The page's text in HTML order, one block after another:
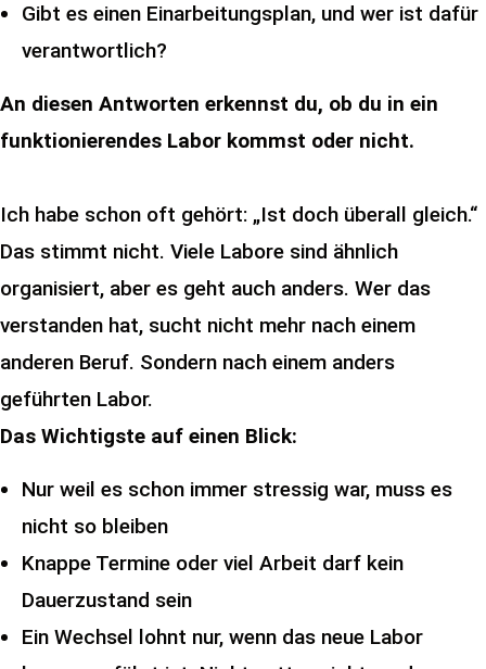
Gibt es einen Einarbeitungsplan, und wer ist dafür
verantwortlich?
An diesen Antworten erkennst du, ob du in ein
funktionierendes Labor kommst oder nicht.
Ich habe schon oft gehört: „Ist doch überall gleich.“
Das stimmt nicht. Viele Labore sind ähnlich
organisiert, aber es geht auch anders. Wer das
verstanden hat, sucht nicht mehr nach einem
anderen Beruf. Sondern nach einem anders
geführten Labor.
Das Wichtigste auf einen Blick:
Nur weil es schon immer stressig war, muss es
nicht so bleiben
Knappe Termine oder viel Arbeit darf kein
Dauerzustand sein
Ein Wechsel lohnt nur, wenn das neue Labor